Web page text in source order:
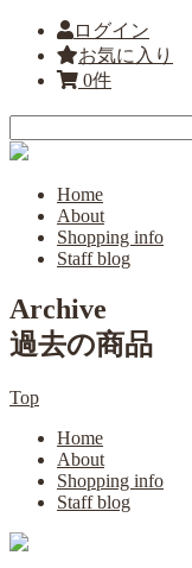
ログイン
お気に入り
0件
Home
About
Shopping info
Staff blog
Archive
過去の商品
Top
Home
About
Shopping info
Staff blog